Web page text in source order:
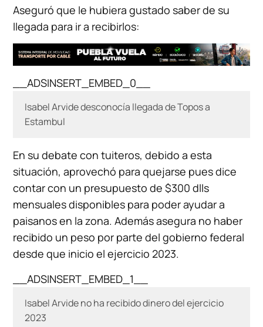
Aseguró que le hubiera gustado saber de su
llegada para ir a recibirlos:
__ADSINSERT_EMBED_0__
Isabel Arvide desconocía llegada de Topos a
Estambul
En su debate con tuiteros, debido a esta
situación, aprovechó para quejarse pues dice
contar con un presupuesto de $300 dlls
mensuales disponibles para poder ayudar a
paisanos en la zona. Además asegura no haber
recibido un peso por parte del gobierno federal
desde que inicio el ejercicio 2023.
__ADSINSERT_EMBED_1__
Isabel Arvide no ha recibido dinero del ejercicio
2023